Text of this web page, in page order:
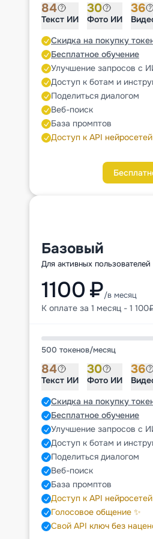
84
Текст ИИ
30
Фото ИИ
36
Скидка на покупку
Бесплатное обучение
Улучшение запросов с
Доступ к ботам и
Поделиться диалогом
Веб-поиск
База промптов
Доступ к API нейросетей
Базовый
Для активных пользователей
1100 ₽/в месяц
К оплате за 1 месяц - 1
500 токенов/месяц
84
Текст ИИ
30
Фото ИИ
36
Скидка на покупку
Бесплатное обучение
Улучшение запросов с
Доступ к ботам и
Поделиться диалогом
Веб-поиск
База промптов
Доступ к API нейросетей
Голосовое общение ✨
Свой API ключ без